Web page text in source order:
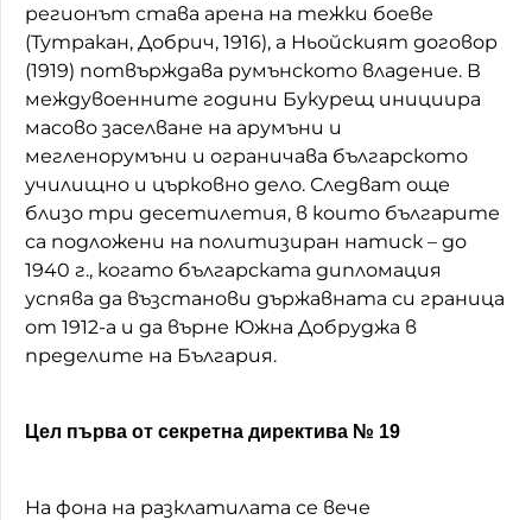
регионът става арена на тежки боеве
(Тутракан, Добрич, 1916), а Ньойският договор
(1919) потвърждава румънското владение. В
междувоенните години Букурещ инициира
масово заселване на арумъни и
мегленорумъни и ограничава българското
училищно и църковно дело. Следват още
близо три десетилетия, в които българите
са подложени на политизиран натиск – до
1940 г., когато българската дипломация
успява да възстанови държавната си граница
от 1912-а и да върне Южна Добруджа в
пределите на България.
Цел първа от секретна директива № 19
На фона на разклатилата се вече